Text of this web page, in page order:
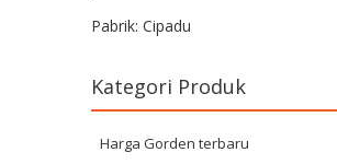
Pabrik: Cipadu
Kategori Produk
Harga Gorden terbaru